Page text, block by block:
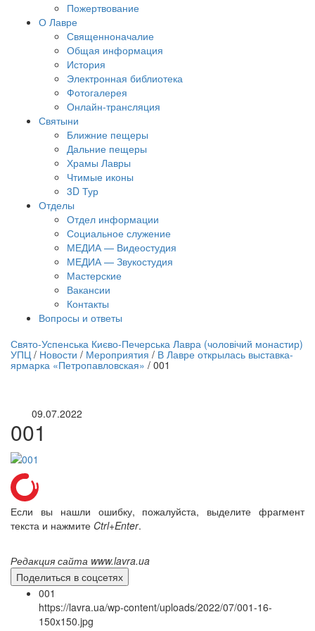
Пожертвование
О Лавре
Священноначалие
Общая информация
История
Электронная библиотека
Фотогалерея
Онлайн-трансляция
Святыни
Ближние пещеры
Дальние пещеры
Храмы Лавры
Чтимые иконы
3D Тур
Отделы
Отдел информации
Социальное служение
МЕДИА — Видеостудия
МЕДИА — Звукостудия
Мастерские
Вакансии
Контакты
Вопросы и ответы
трансляция | 12 сентября
трансляции
Свято-Успенська Києво-Печерська Лавра (чоловічий монастир)
УПЦ / Новости / Мероприятия / В Лавре открылась выставка-
ярмарка «Петропавловская» / 001
09.07.2022
001
Если вы нашли ошибку, пожалуйста, выделите фрагмент
текста и нажмите Ctrl+Enter.
Редакция сайта www.lavra.ua
Поделиться в соцсетях
001
https://lavra.ua/wp-content/uploads/2022/07/001-16-
150x150.jpg